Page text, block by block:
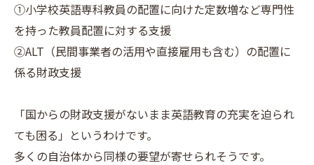
①小学校英語専科教員の配置に向けた定数増など専門性
を持った教員配置に対する支援
②ALT（民間事業者の活用や直接雇用も含む）の配置に
係る財政支援
「国からの財政支援がないまま英語教育の充実を迫られ
ても困る」というわけです。
多くの自治体から同様の要望が寄せられそうです。